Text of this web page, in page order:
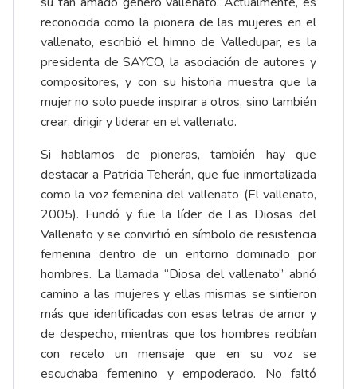
reconocida como la pionera de las mujeres en el
vallenato, escribió el himno de Valledupar, es la
presidenta de SAYCO, la asociación de autores y
compositores, y con su historia muestra que la
mujer no solo puede inspirar a otros, sino también
crear, dirigir y liderar en el vallenato.
Si hablamos de pioneras, también hay que
destacar a Patricia Teherán, que fue inmortalizada
como la voz femenina del vallenato (El vallenato,
2005). Fundó y fue la líder de Las Diosas del
Vallenato y se convirtió en símbolo de resistencia
femenina dentro de un entorno dominado por
hombres. La llamada “Diosa del vallenato” abrió
camino a las mujeres y ellas mismas se sintieron
más que identificadas con esas letras de amor y
de despecho, mientras que los hombres recibían
con recelo un mensaje que en su voz se
escuchaba femenino y empoderado. No faltó